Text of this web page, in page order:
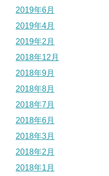
2019年6月
2019年4月
2019年2月
2018年12月
2018年9月
2018年8月
2018年7月
2018年6月
2018年3月
2018年2月
2018年1月